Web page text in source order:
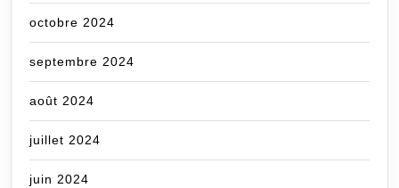
octobre 2024
septembre 2024
août 2024
juillet 2024
juin 2024